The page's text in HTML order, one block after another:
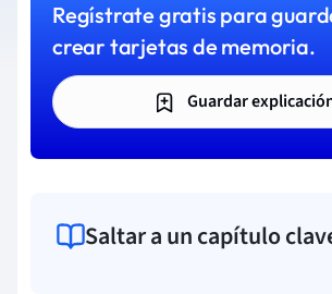
Regístrate gratis para
crear tarjetas de memoria.
Guardar
Saltar a un capítulo